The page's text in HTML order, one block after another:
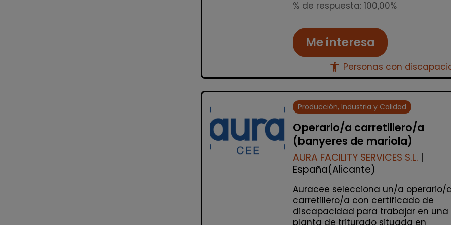
% de respuesta: 100,00%
Me interesa
accessibility_new Personas con
Producción, Industria y Calidad
Operario/a carretillero/a
(banyeres de mariola)
AURA FACILITY SERVICES S.L. |
España(Alicante)
Auracee selecciona un/a operario/
carretillero/a con certificado de
discapacidad para trabajar en una
planta de triturado situada en